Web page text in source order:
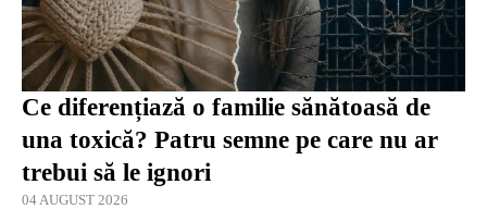
Ce diferențiază o familie sănătoasă de
una toxică? Patru semne pe care nu ar
trebui să le ignori
04 AUGUST 2026